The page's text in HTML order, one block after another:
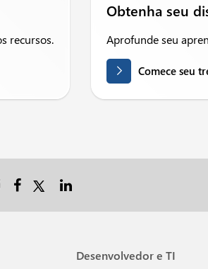
recursos.
Obtenha seu
Aprofunde seu
Comece seu
Desenvolvedor e TI